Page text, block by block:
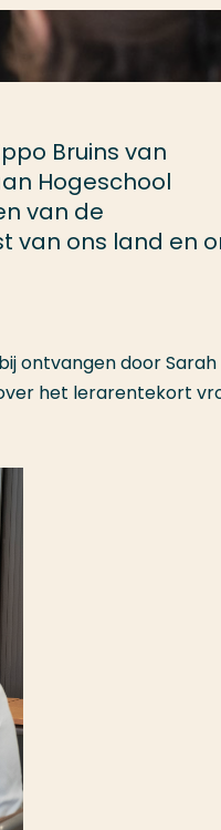
Bruins van
Hogeschool
van de
van ons land en
ontvangen door Sarah
het lerarentekort